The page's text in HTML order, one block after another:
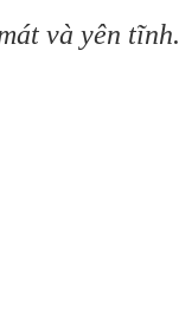
và yên tĩnh.